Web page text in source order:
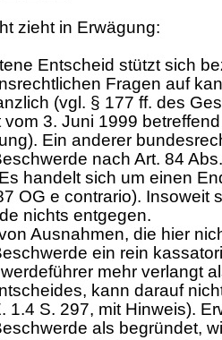
zieht in Erwägung:
Entscheid stützt sich
Fragen auf
(vgl. § 177 ff. des
3. Juni 1999
Ein anderer
nach Art. 84
handelt sich um einen
OG e contrario). Insoweit
nichts entgegen.
Ausnahmen, die hier
ein rein
mehr verlangt
kann darauf
1.4 S. 297, mit Hinweis).
als begründet,